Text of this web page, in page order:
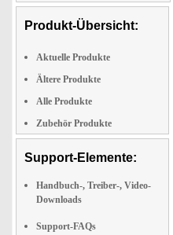
Produkt-Übersicht:
Aktuelle Produkte
Ältere Produkte
Alle Produkte
Zubehör Produkte
Support-Elemente:
Handbuch-, Treiber-, Video-
Downloads
Support-FAQs